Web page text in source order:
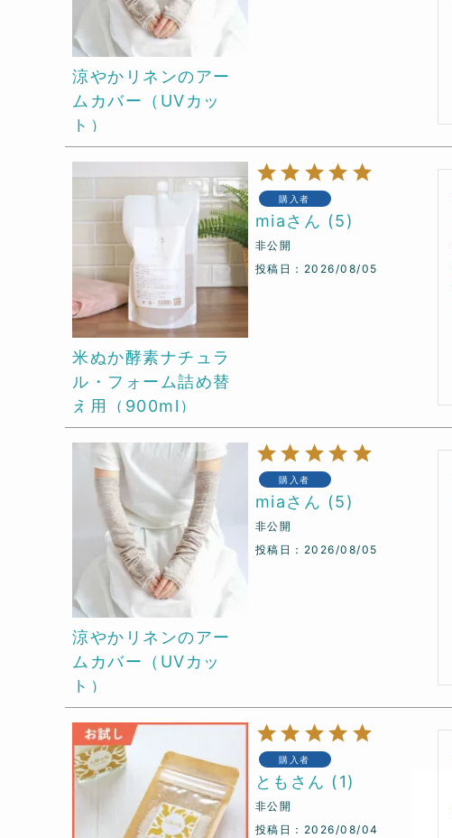
涼やかリネンのアー
ムカバー（UVカッ
ト）
米ぬか酵素ナチュラ
ル・フォーム詰め替
え用（900ml）
購入者
mia 5
非公開
投稿日
2026/08/05
涼やかリネンのアー
ムカバー（UVカッ
ト）
購入者
mia 5
非公開
投稿日
2026/08/05
購入者
とも 1
非公開
投稿日
2026/08/04